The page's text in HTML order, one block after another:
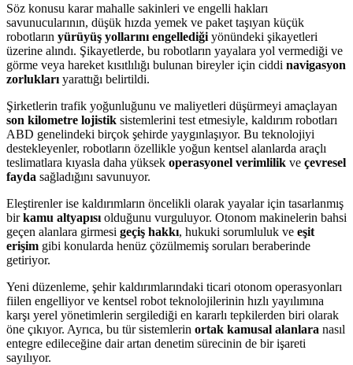
Söz konusu karar mahalle sakinleri ve engelli hakları
savunucularının, düşük hızda yemek ve paket taşıyan küçük
robotların yürüyüş yollarını engellediği yönündeki şikayetleri
üzerine alındı. Şikayetlerde, bu robotların yayalara yol vermediği ve
görme veya hareket kısıtlılığı bulunan bireyler için ciddi navigasyon
zorlukları yarattığı belirtildi.
Şirketlerin trafik yoğunluğunu ve maliyetleri düşürmeyi amaçlayan
son kilometre lojistik sistemlerini test etmesiyle, kaldırım robotları
ABD genelindeki birçok şehirde yaygınlaşıyor. Bu teknolojiyi
destekleyenler, robotların özellikle yoğun kentsel alanlarda araçlı
teslimatlara kıyasla daha yüksek operasyonel verimlilik ve çevresel
fayda sağladığını savunuyor.
Eleştirenler ise kaldırımların öncelikli olarak yayalar için tasarlanmış
birkamu altyapısı olduğunu vurguluyor. Otonom makinelerin bahsi
geçen alanlara girmesi geçiş hakkı, hukuki sorumluluk ve eşit
erişim gibi konularda henüz çözülmemiş soruları beraberinde
getiriyor.
Yeni düzenleme, şehir kaldırımlarındaki ticari otonom operasyonları
fiilen engelliyor ve kentsel robot teknolojilerinin hızlı yayılımına
karşı yerel yönetimlerin sergilediği en kararlı tepkilerden biri olarak
öne çıkıyor. Ayrıca, bu tür sistemlerin ortak kamusal alanlara nasıl
entegre edileceğine dair artan denetim sürecinin de bir işareti
sayılıyor.